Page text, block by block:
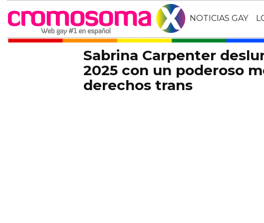
NOTICIAS GAY
Sabrina Carpenter
2025 con un poderoso
derechos trans